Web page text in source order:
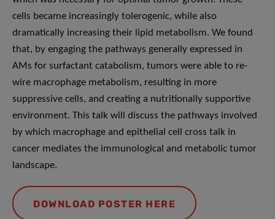
cells became increasingly tolerogenic, while also
dramatically increasing their lipid metabolism. We found
that, by engaging the pathways generally expressed in
AMs for surfactant catabolism, tumors were able to re-
wire macrophage metabolism, resulting in more
suppressive cells, and creating a nutritionally supportive
environment. This talk will discuss the pathways involved
by which macrophage and epithelial cell cross talk in
cancer mediates the immunological and metabolic tumor
landscape.
DOWNLOAD POSTER HERE